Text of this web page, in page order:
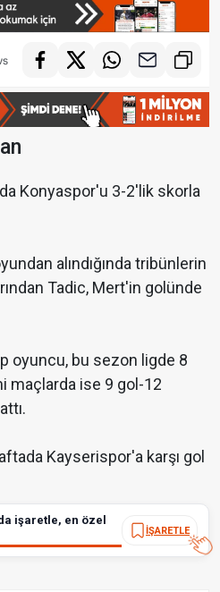
Konyaspor'u 3-2'lik skorla
alındığında tribünlerin
Tadic, Mert'in golünde
oyuncu, bu sezon ligde 8
maçlarda ise 9 gol-12
Kayserispor'a karşı gol
işaretle, en özel
İŞARETLE